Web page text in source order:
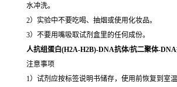
水冲洗。
2）实验中不要吃喝、抽烟或使用化妆品。
3）不要用嘴吸取试剂盒里的任何成份。
人抗组蛋白(H2A-H2B)-DNA抗体/抗二聚体-
注意事项
1）试剂应按标签说明书储存，使用前恢复到室